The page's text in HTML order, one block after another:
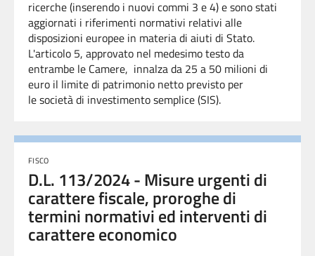
ricerche (inserendo i nuovi commi 3 e 4) e sono stati
aggiornati i riferimenti normativi relativi alle
disposizioni europee in materia di aiuti di Stato.
L'articolo 5, approvato nel medesimo testo da
entrambe le Camere, innalza da 25 a 50 milioni di
euro il limite di patrimonio netto previsto per
le società di investimento semplice (SIS).
FISCO
D.L. 113/2024 - Misure urgenti di
carattere fiscale, proroghe di
termini normativi ed interventi di
carattere economico